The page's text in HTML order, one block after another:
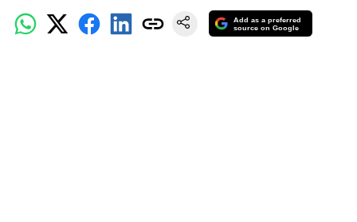
Add as a preferred
source on Google